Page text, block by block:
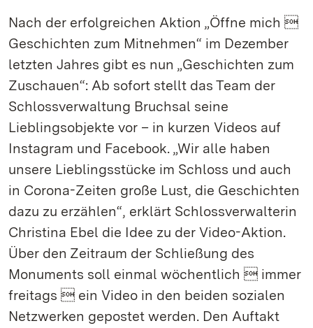
Nach der erfolgreichen Aktion „Öffne mich 
Geschichten zum Mitnehmen“ im Dezember
letzten Jahres gibt es nun „Geschichten zum
Zuschauen“: Ab sofort stellt das Team der
Schlossverwaltung Bruchsal seine
Lieblingsobjekte vor – in kurzen Videos auf
Instagram und Facebook. „Wir alle haben
unsere Lieblingsstücke im Schloss und auch
in Corona-Zeiten große Lust, die Geschichten
dazu zu erzählen“, erklärt Schlossverwalterin
Christina Ebel die Idee zu der Video-Aktion.
Über den Zeitraum der Schließung des
Monuments soll einmal wöchentlich  immer
freitags  ein Video in den beiden sozialen
Netzwerken gepostet werden. Den Auftakt